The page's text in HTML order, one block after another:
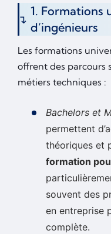
1. Formations
d’ingénieurs
Les formations
offrent des parcours
métiers techniques :
Bachelors et
permettent
théoriques et
formation
souvent des
en entreprise
complète.